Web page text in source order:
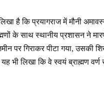
है कि प्रयागराज में मौनी
के साथ स्थानीय प्रशासन ने
पर गिराकर पीटा गया, उसकी
भी लिखा कि वे स्वयं ब्राह्मण